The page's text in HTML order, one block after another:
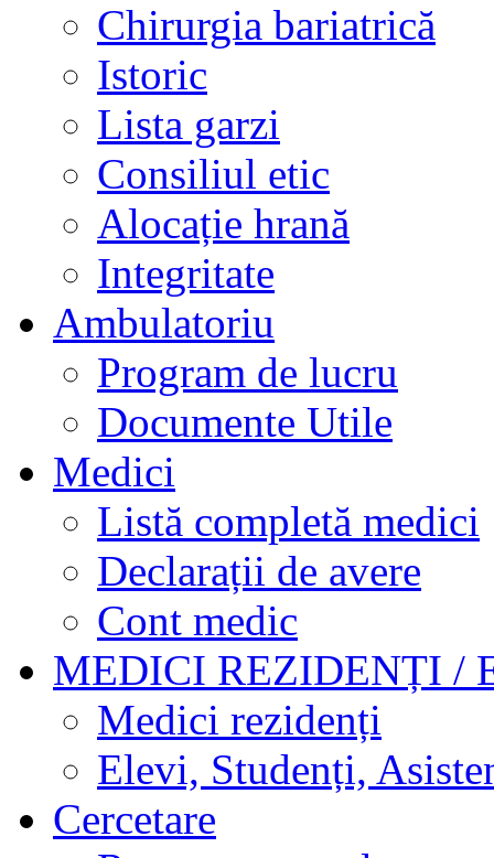
Chirurgia bariatrică
Istoric
Lista garzi
Consiliul etic
Alocație hrană
Integritate
Ambulatoriu
Program de lucru
Documente Utile
Medici
Listă completă medici
Declarații de avere
Cont medic
MEDICI REZIDENȚI /
Medici rezidenți
Elevi, Studenți,
Cercetare